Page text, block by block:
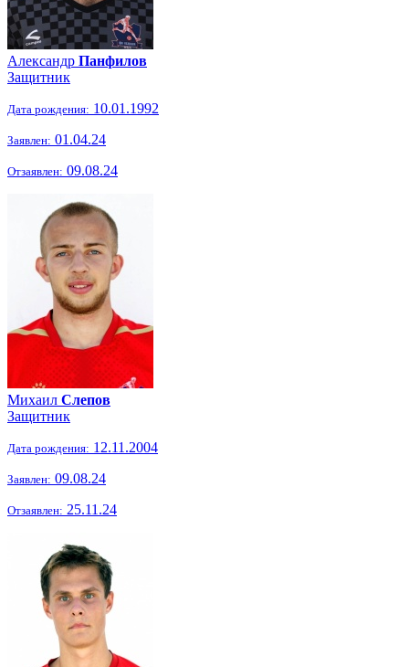
Александр Панфилов
Защитник
Дата рождения: 10.01.1992
Заявлен: 01.04.24
Отзаявлен: 09.08.24
Михаил Слепов
Защитник
Дата рождения: 12.11.2004
Заявлен: 09.08.24
Отзаявлен: 25.11.24